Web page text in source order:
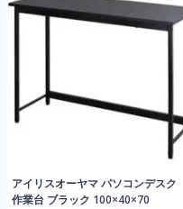
アイリスオーヤマ パソコンデスク
作業台 ブラック 100×40×70